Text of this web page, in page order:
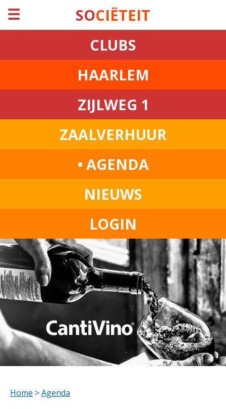
☰ SOCIËTEIT
CLUBS
HAARLEM
ZIJLWEG 1
ZAALVERHUUR
• AGENDA
NIEUWS
LOGIN
Home >Agenda